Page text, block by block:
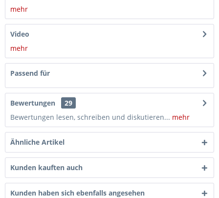
mehr
Video
mehr
Passend für
Bewertungen
29
Bewertungen lesen, schreiben und diskutieren... mehr
Ähnliche Artikel
Kunden kauften auch
Kunden haben sich ebenfalls angesehen